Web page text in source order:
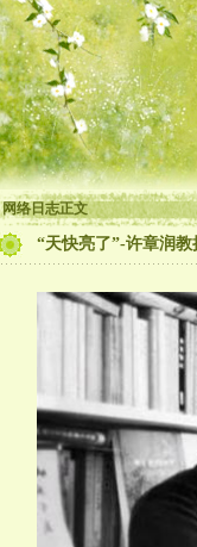
网络日志正文
“天快亮了”-许章润